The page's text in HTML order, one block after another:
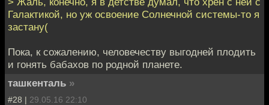
Галактикой, но уж освоение Солнечной системы-то я
застану(
Пока, к сожалению, человечеству выгодней плодить
и гонять бабахов по родной планете.
ташкенталь »
#28 | 29.05.16 22:10